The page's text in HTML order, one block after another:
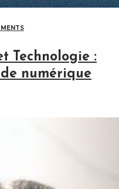
Technologie :
numérique